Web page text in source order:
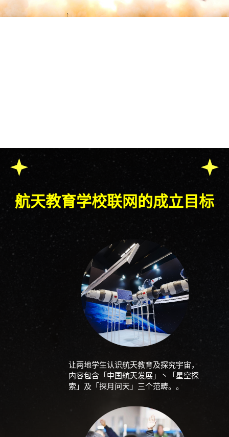
航天教育学校联网的成立目标
让两地学生认识航天教育及探究宇宙，
内容包含「中国航天发展」丶「星空探
索」及「探月问天」三个范畴。。